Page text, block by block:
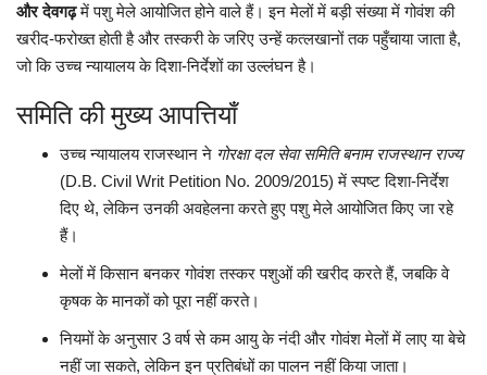
शोक समाचार
और देवगढ़में पशु मेले आयोजित होने वाले हैं। इन मेलों में बड़ी संख्या में गोवंश की
खरीद-फरोख्त होती है और तस्करी के जरिए उन्हें कत्लखानों तक पहुँचाया जाता है,
जो कि उच्च न्यायालय के दिशा-निर्देशों का उल्लंघन है।
समिति की मुख्य आपत्तियाँ
उच्च न्यायालय राजस्थान ने गोरक्षा दल सेवा समिति बनाम राजस्थान राज्य
(D.B. Civil Writ Petition No. 2009/2015) में स्पष्ट दिशा-निर्देश
दिए थे, लेकिन उनकी अवहेलना करते हुए पशु मेले आयोजित किए जा रहे
हैं।
मेलों में किसान बनकर गोवंश तस्कर पशुओं की खरीद करते हैं, जबकि वे
कृषक के मानकों को पूरा नहीं करते।
नियमों के अनुसार 3 वर्ष से कम आयु के नंदी और गोवंश मेलों में लाए या बेचे
नहीं जा सकते, लेकिन इन प्रतिबंधों का पालन नहीं किया जाता।